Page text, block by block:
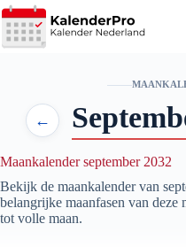
Ga
naar
de
←
Maankalender september 2032
Bekijk de maankalender van
belangrijke maanfasen van
tot volle maan.